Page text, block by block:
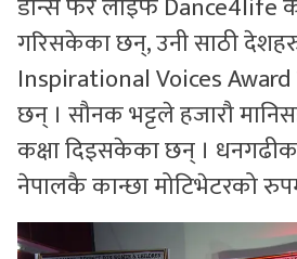
डान्स फर लाइफ Dance4life
गरिसकेका छन्, उनी साठी
Inspirational Voices
छन् । सौनक भट्टले हजारौ
कक्षा दिइसकेका छन् ।
नेपालकै कान्छा मोटिभेटरको